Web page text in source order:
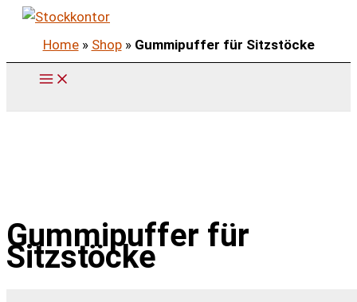
Zum
springen
Home» Shop» Gummipuffer für Sitzstöcke
Gummipuffer für
Sitzstöcke